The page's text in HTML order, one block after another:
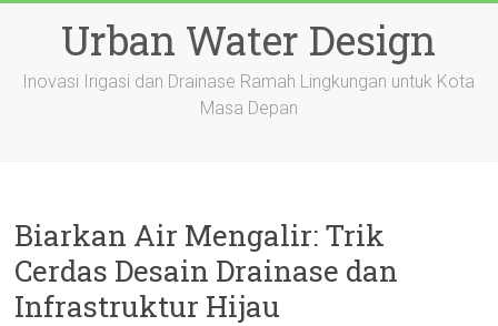
Urban Water Design
Inovasi Irigasi dan Drainase Ramah Lingkungan untuk Kota
Masa Depan
Biarkan Air Mengalir: Trik
Cerdas Desain Drainase dan
Infrastruktur Hijau